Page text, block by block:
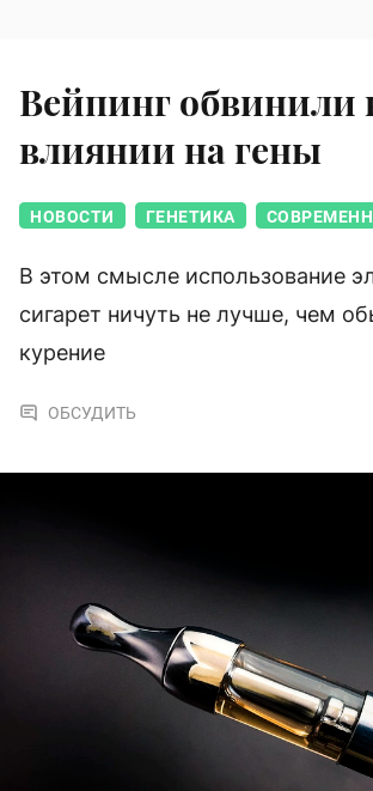
Вейпинг обвинили
влиянии на гены
НОВОСТИ ГЕНЕТИКА
В этом смысле использование
сигарет ничуть не лучше, чем
курение
ОБСУДИТЬ